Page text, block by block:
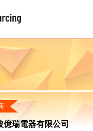
億瑞電器有限公司